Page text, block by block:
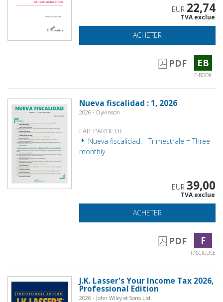
EUR 22,74
TVA exclue
ACHETER
PDF EB
E-BOOK
Nueva fiscalidad : 1, 2026
2026 - Dykinson
FAIT PARTIE DE
Nueva fiscalidad. - Trimestrale = Three-
monthly
EUR 39,00
TVA exclue
ACHETER
PDF F
FASCICULE
J.K. Lasser's Your Income Tax 2026,
Professional Edition
2026 - John Wiley et Sons Ltd.